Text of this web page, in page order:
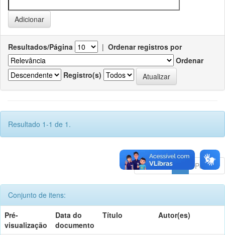
Resultados/Página | Ordenar registros por
Ordenar
Registro(s)
Resultado 1-1 de 1.
Anterior Póximo
Conjunto de itens:
Pré-
visualização
Data do
documento
Título Autor(es)